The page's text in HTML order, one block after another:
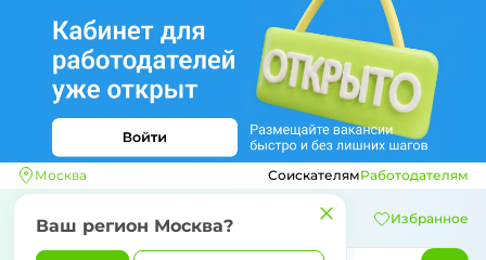
Москва
Ваш регион Москва?
СоискателямРаботодателям
Избранное